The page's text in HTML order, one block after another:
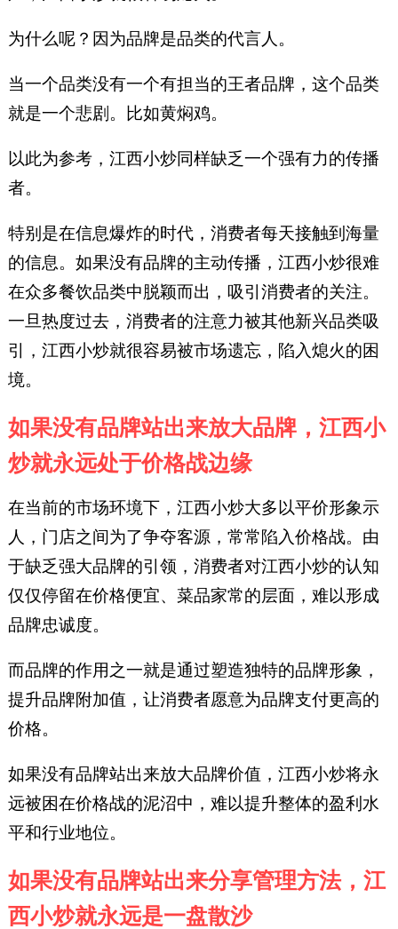
为什么呢？因为品牌是品类的代言人。
当一个品类没有一个有担当的王者品牌，这个品类
就是一个悲剧。比如黄焖鸡。
以此为参考，江西小炒同样缺乏一个强有力的传播
者。
特别是在信息爆炸的时代，消费者每天接触到海量
的信息。如果没有品牌的主动传播，江西小炒很难
在众多餐饮品类中脱颖而出，吸引消费者的关注。
一旦热度过去，消费者的注意力被其他新兴品类吸
引，江西小炒就很容易被市场遗忘，陷入熄火的困
境。
如果没有品牌站出来放大品牌，江西小
炒就永远处于价格战边缘
在当前的市场环境下，江西小炒大多以平价形象示
人，门店之间为了争夺客源，常常陷入价格战。由
于缺乏强大品牌的引领，消费者对江西小炒的认知
仅仅停留在价格便宜、菜品家常的层面，难以形成
品牌忠诚度。
而品牌的作用之一就是通过塑造独特的品牌形象，
提升品牌附加值，让消费者愿意为品牌支付更高的
价格。
如果没有品牌站出来放大品牌价值，江西小炒将永
远被困在价格战的泥沼中，难以提升整体的盈利水
平和行业地位。
如果没有品牌站出来分享管理方法，江
西小炒就永远是一盘散沙